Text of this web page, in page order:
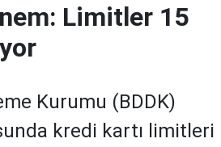
Limitler 15
Kurumu (BDDK)
kredi kartı limitleri